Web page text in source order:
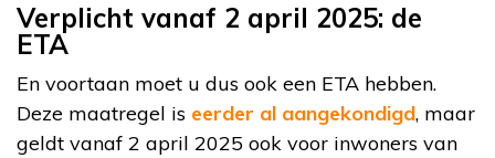
Verplicht vanaf 2 april 2025: de
ETA
En voortaan moet u dus ook een ETA hebben.
Deze maatregel is eerder al aangekondigd, maar
geldt vanaf 2 april 2025 ook voor inwoners van